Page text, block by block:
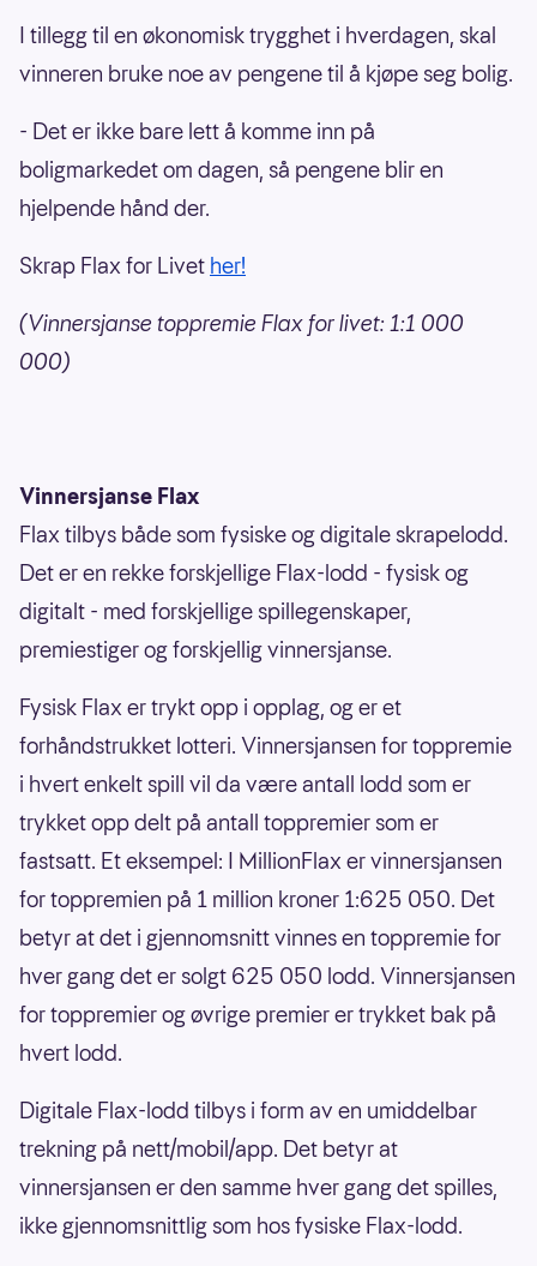
I tillegg til en økonomisk trygghet i hverdagen, skal
vinneren bruke noe av pengene til å kjøpe seg bolig.
- Det er ikke bare lett å komme inn på
boligmarkedet om dagen, så pengene blir en
hjelpende hånd der.
Skrap Flax for Livet her!
(Vinnersjanse toppremie Flax for livet: 1:1 000
000)
Vinnersjanse Flax
Flax tilbys både som fysiske og digitale skrapelodd.
Det er en rekke forskjellige Flax-lodd - fysisk og
digitalt - med forskjellige spillegenskaper,
premiestiger og forskjellig vinnersjanse.
Fysisk Flax er trykt opp i opplag, og er et
forhåndstrukket lotteri. Vinnersjansen for toppremie
i hvert enkelt spill vil da være antall lodd som er
trykket opp delt på antall toppremier som er
fastsatt. Et eksempel: I MillionFlax er vinnersjansen
for toppremien på 1 million kroner 1:625 050. Det
betyr at det i gjennomsnitt vinnes en toppremie for
hver gang det er solgt 625 050 lodd. Vinnersjansen
for toppremier og øvrige premier er trykket bak på
hvert lodd.
Digitale Flax-lodd tilbys i form av en umiddelbar
trekning på nett/mobil/app. Det betyr at
vinnersjansen er den samme hver gang det spilles,
ikke gjennomsnittlig som hos fysiske Flax-lodd.